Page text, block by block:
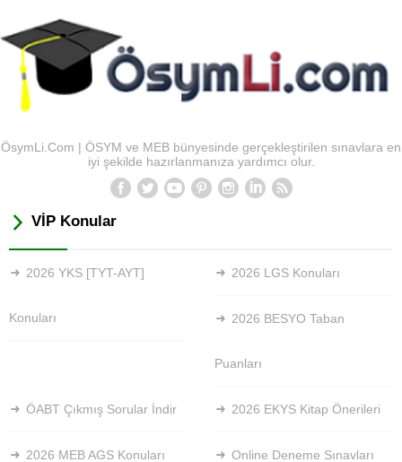
ÖsymLi.Com | ÖSYM ve MEB bünyesinde gerçekleştirilen sınavlara en
iyi şekilde hazırlanmanıza yardımcı olur.
VİP Konular
2026 YKS [TYT-AYT]
Konuları
2026 LGS Konuları
2026 BESYO Taban
Puanları
ÖABT Çıkmış Sorular İndir 2026 EKYS Kitap Önerileri
2026 MEB AGS Konuları Online Deneme Sınavları